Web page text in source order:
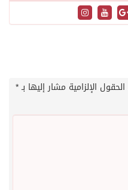
الحقول الإلزامية مشار إليها بـ*